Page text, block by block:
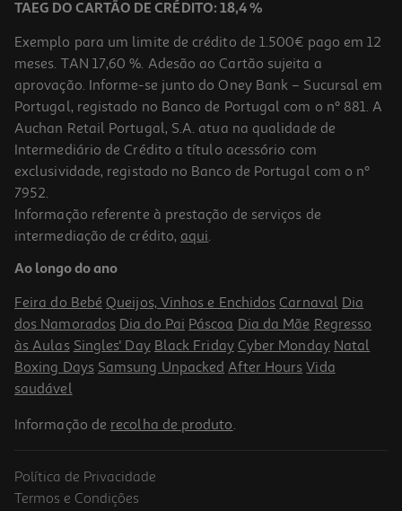
Conjunto De Chá One Two Fun 26 Peças
19.99 €/un
19,99 €
TAEG DO CARTÃO DE CRÉDITO: 18,4 %
Exemplo para um limite de crédito de 1.500€ pago em 12
meses. TAN 17,60 %. Adesão ao Cartão sujeita a
aprovação. Informe-se junto do Oney Bank – Sucursal em
Portugal, registado no Banco de Portugal com o nº 881. A
Auchan Retail Portugal, S.A. atua na qualidade de
Intermediário de Crédito a título acessório com
exclusividade, registado no Banco de Portugal com o nº
7952.
Informação referente à prestação de serviços de
intermediação de crédito, aqui.
Ao longo do ano
Feira do Bebé Queijos, Vinhos e Enchidos Carnaval Dia
dos Namorados Dia do Pai Páscoa Dia da Mãe Regresso
às Aulas Singles' Day Black Friday Cyber Monday Natal
Boxing Days Samsung Unpacked After Hours Vida
saudável
Informação de recolha de produto.
Política de Privacidade
Termos e Condições